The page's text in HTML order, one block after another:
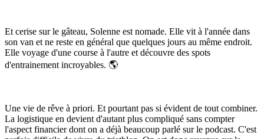
Et cerise sur le gâteau, Solenne est nomade. Elle vit à l'année dans
son van et ne reste en général que quelques jours au même endroit.
Elle voyage d'une course à l'autre et découvre des spots
d'entrainement incroyables. 🌎
Une vie de rêve à priori. Et pourtant pas si évident de tout combiner.
La logistique en devient d'autant plus compliqué sans compter
l'aspect financier dont on a déjà beaucoup parlé sur le podcast. C'est